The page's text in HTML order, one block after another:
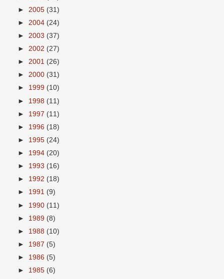
► 2005 (31)
► 2004 (24)
► 2003 (37)
► 2002 (27)
► 2001 (26)
► 2000 (31)
► 1999 (10)
► 1998 (11)
► 1997 (11)
► 1996 (18)
► 1995 (24)
► 1994 (20)
► 1993 (16)
► 1992 (18)
► 1991 (9)
► 1990 (11)
► 1989 (8)
► 1988 (10)
► 1987 (5)
► 1986 (5)
► 1985 (6)